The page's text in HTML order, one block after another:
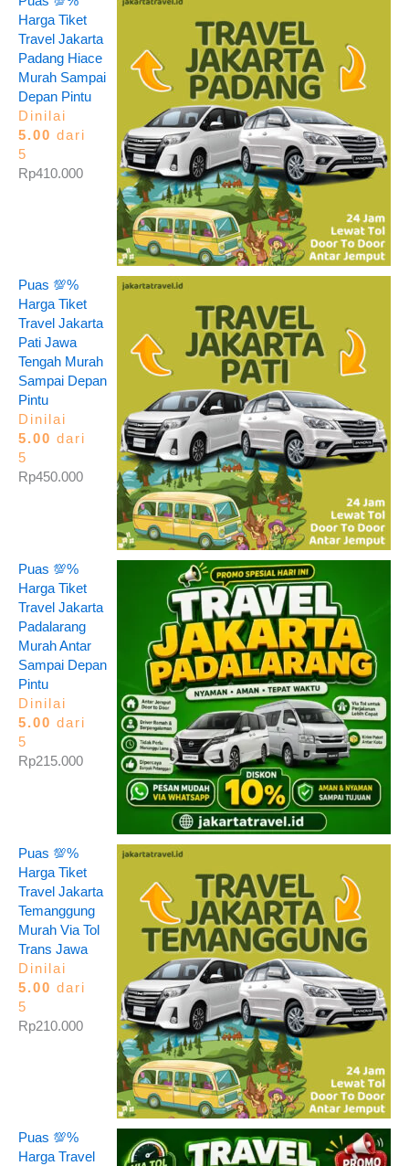
Harga Tiket
Travel Jakarta
Padang Hiace
Murah Sampai
Depan Pintu
Dinilai
5.00 dari
5
Rp410.000
Puas 💯%
Harga Tiket
Travel Jakarta
Pati Jawa
Tengah Murah
Sampai Depan
Pintu
Dinilai
5.00 dari
5
Rp450.000
Puas 💯%
Harga Tiket
Travel Jakarta
Padalarang
Murah Antar
Sampai Depan
Pintu
Dinilai
5.00 dari
5
Rp215.000
Puas 💯%
Harga Tiket
Travel Jakarta
Temanggung
Murah Via Tol
Trans Jawa
Dinilai
5.00 dari
5
Rp210.000
Puas 💯%
Harga Travel